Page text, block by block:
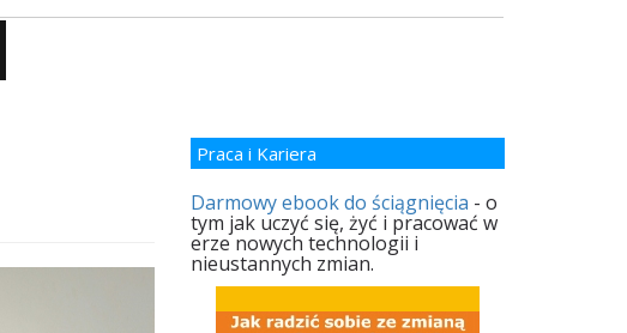
Praca i Kariera
Darmowy ebook do ściągnięcia - o
tym jak uczyć się, żyć i pracować w
erze nowych technologii i
nieustannych zmian.